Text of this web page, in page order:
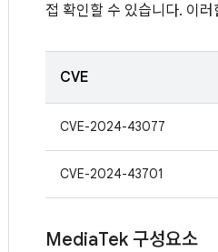
접 확인할 수 있습니다. 이
CVE
CVE-2024-43077
CVE-2024-43701
MediaTek 구성요소